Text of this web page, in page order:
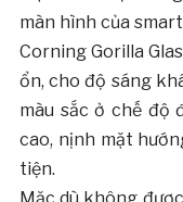
màn hình của
Corning Gorilla
ổn, cho độ sáng
màu sắc ở chế độ
cao, nịnh mặt
tiện.